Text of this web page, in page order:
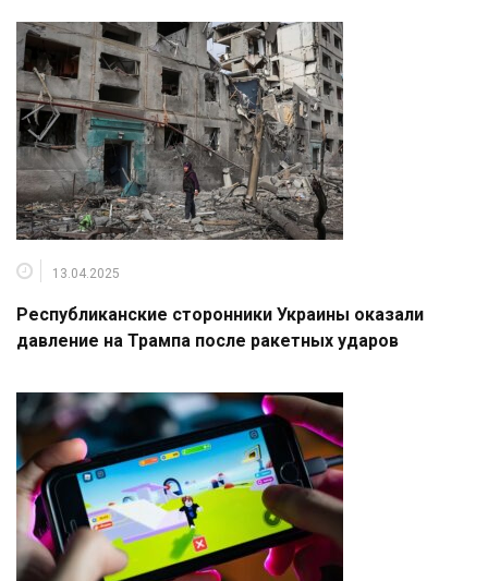
13.04.2025
Республиканские сторонники Украины оказали
давление на Трампа после ракетных ударов